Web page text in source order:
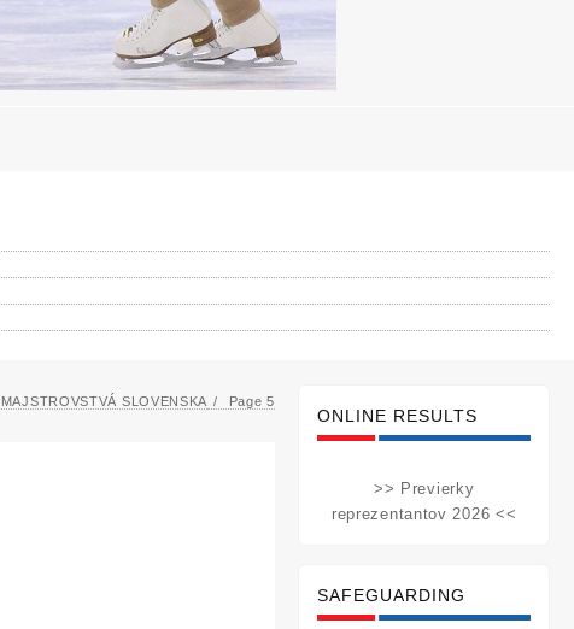
MAJSTROVSTVÁ SLOVENSKA Page 5
ONLINE RESULTS
>> Previerky
reprezentantov 2026 <<
SAFEGUARDING